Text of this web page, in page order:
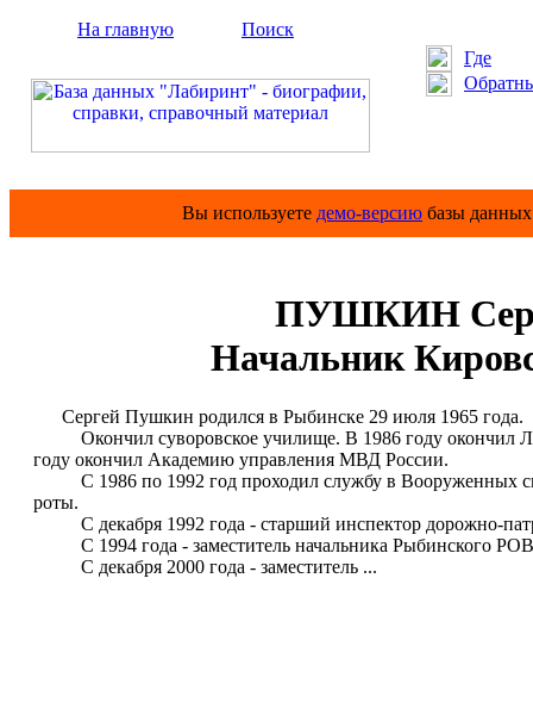
На главную
Поиск
Где
Вы используете демо-версию базы
ПУШКИН
Начальник
Сергей Пушкин родился в Рыбинске 29 июля 1965 года.
Окончил суворовское училище. В 1986 году окончил
году окончил Академию управления МВД России.
С 1986 по 1992 год проходил службу в Вооруженных
роты.
С декабря 1992 года - старший инспектор дорожно-
С 1994 года - заместитель начальника Рыбинского
С декабря 2000 года - заместитель ...